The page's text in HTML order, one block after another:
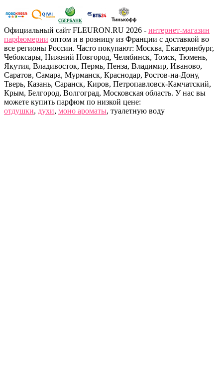
Официальный сайт FLEURON.RU 2026 - интернет-магазин
парфюмерии оптом и в розницу из Франции с доставкой во
все регионы России. Часто покупают: Москва, Екатеринбург,
Чебоксары, Нижний Новгород, Челябинск, Томск, Тюмень,
Якутия, Владивосток, Пермь, Пенза, Владимир, Иваново,
Саратов, Самара, Мурманск, Краснодар, Ростов-на-Дону,
Тверь, Казань, Саранск, Киров, Петропавловск-Камчатский,
Крым, Белгород, Волгоград, Московская область. У нас вы
можете купить парфюм по низкой цене:
отдушки, духи, моно ароматы, туалетную воду